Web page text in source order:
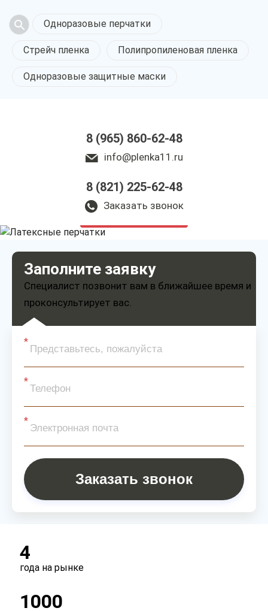
Одноразовые перчатки
Стрейч пленка Полипропиленовая пленка
Одноразовые защитные маски
8 (965) 860-62-48
info@plenka11.ru
8 (821) 225-62-48
Заказать звонок
Латексные перчатки
в Сыктывкаре
Заполните заявку
Специалист позвонит вам в ближайшее время и
проконсультирует вас.
Заказать звонок
4
года на рынке
1000